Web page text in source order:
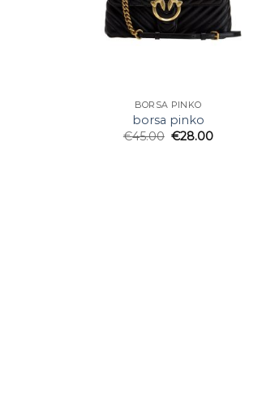
BORSA PINKO
borsa pinko
€45.00 €28.00